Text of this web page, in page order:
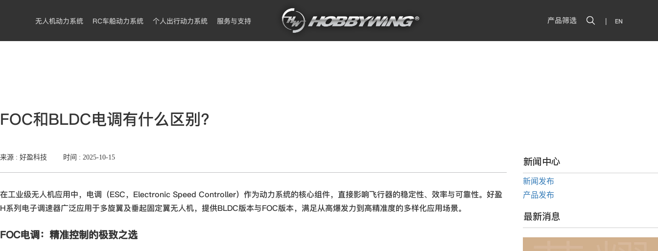
无人机动力系统 RC车船动力系统 个人出行动力系统 服务与支持 产品筛选 | EN
FOC和BLDC电调有什么区别？
来源 : 好盈科技 时间 : 2025-10-15
在工业级无人机应用中，电调（ESC，Electronic Speed Controller）作为动力系统的核心组件，直接影响飞行器的稳定性、效率与可靠性。好盈
H系列电子调速器广泛应用于多旋翼及垂起固定翼无人机，提供BLDC版本与FOC版本，满足从高爆发力到高精准度的多样化应用场景。
FOC电调：精准控制的极致之选
新闻中心
新闻发布
产品发布
最新消息